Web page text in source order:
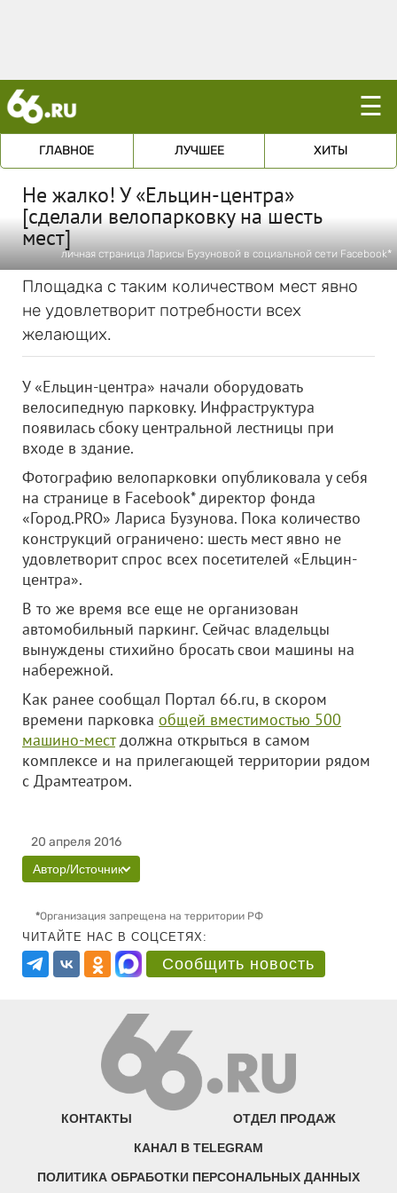
☰
ГЛАВНОЕ ЛУЧШЕЕ ХИТЫ
Не жалко! У «Ельцин-центра»
[сделали велопарковку на шесть
мест]
личная страница Ларисы Бузуновой в социальной сети Facebook*
Площадка с таким количеством мест явно
не удовлетворит потребности всех
желающих.
У «Ельцин-центра» начали оборудовать
велосипедную парковку. Инфраструктура
появилась сбоку центральной лестницы при
входе в здание.
Фотографию велопарковки опубликовала у себя
на странице в Facebook* директор фонда
«Город.PRO» Лариса Бузунова. Пока количество
конструкций ограничено: шесть мест явно не
удовлетворит спрос всех посетителей «Ельцин-
центра».
В то же время все еще не организован
автомобильный паркинг. Сейчас владельцы
вынуждены стихийно бросать свои машины на
набережной.
Как ранее сообщал Портал 66.ru, в скором
времени парковка общей вместимостью 500
машино-местдолжна открыться в самом
комплексе и на прилегающей территории рядом
с Драмтеатром.
20 апреля 2016
Автор/Источник
*Организация запрещена на территории РФ
ЧИТАЙТЕ НАС В СОЦСЕТЯХ:
Сообщить новость
КОНТАКТЫ ОТДЕЛ ПРОДАЖ
КАНАЛ В TELEGRAM
ПОЛИТИКА ОБРАБОТКИ ПЕРСОНАЛЬНЫХ ДАННЫХ